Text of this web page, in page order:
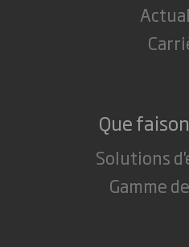
Que
Solutions
Gamme